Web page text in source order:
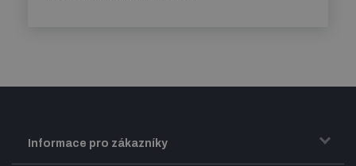
Informace pro zákazníky